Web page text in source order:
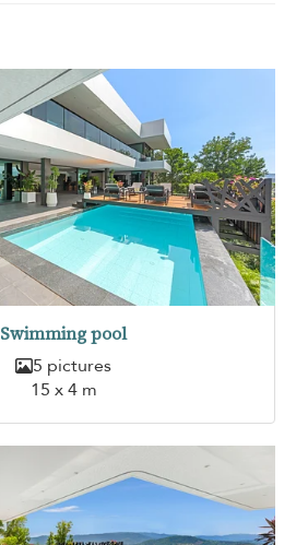
Swimming pool
5 pictures
15 x 4 m